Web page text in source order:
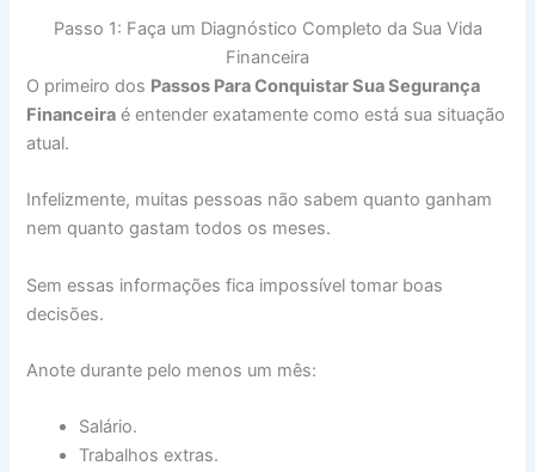
Passo 1: Faça um Diagnóstico Completo da Sua Vida
Financeira
O primeiro dos Passos Para Conquistar Sua Segurança
Financeira é entender exatamente como está sua situação
atual.
Infelizmente, muitas pessoas não sabem quanto ganham
nem quanto gastam todos os meses.
Sem essas informações fica impossível tomar boas
decisões.
Anote durante pelo menos um mês:
Salário.
Trabalhos extras.